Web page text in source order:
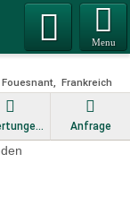
Menu
Fouesnant Frankreich
Bewertungen Anfrage